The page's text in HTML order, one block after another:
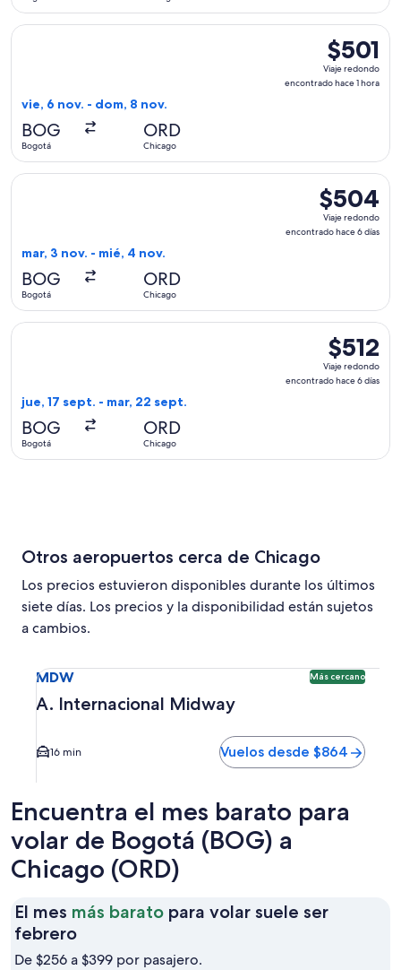
$501
Viaje
redondo,
$501
Viaje redondo
encontrado hace 1 hora
vie, 6 nov. - dom, 8 nov.
BOG
Bogotá
ORD
Chicago
Seleccionar vuelo de Viva, con salida el vie, 6 nov. desde
$504
Viaje
redondo,
$504
Viaje redondo
encontrado hace 6 días
mar, 3 nov. - mié, 4 nov.
BOG
Bogotá
ORD
Chicago
Seleccionar vuelo de Copa, con salida el mar, 3 nov.
$512
Viaje
redondo,
$512
Viaje redondo
encontrado hace 6 días
jue, 17 sept. - mar, 22 sept.
BOG
Bogotá
ORD
Chicago
Seleccionar vuelo de American Airlines, con salida el jue,
Otros aeropuertos cerca de Chicago
Los precios estuvieron disponibles durante los últimos
siete días. Los precios y la disponibilidad están sujetos
a cambios.
MDW Más cercano
A. Internacional Midway
16 min Vuelos desde $864
Encuentra el mes barato para
volar de Bogotá (BOG) a
Chicago (ORD)
El mes más barato para volar suele ser
febreroEl
mes
De $256 a $399 por pasajero.